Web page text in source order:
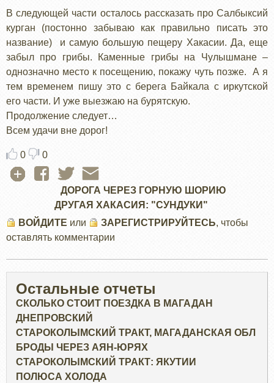
В следующей части осталось рассказать про Салбыксий
курган (постонно забываю как правильно писать это
название) и самую большую пещеру Хакасии. Да, еще
забыл про грибы. Каменные грибы на Чулышмане –
однозначно место к посещению, покажу чуть позже. А я
тем временем пишу это с берега Байкала с иркутской
его части. И уже выезжаю на бурятскую.
Продолжение следует…
Всем удачи вне дорог!
0 0
ДОРОГА ЧЕРЕЗ ГОРНУЮ ШОРИЮ
ДРУГАЯ ХАКАСИЯ: "СУНДУКИ"
ВОЙДИТЕ или ЗАРЕГИСТРИРУЙТЕСЬ, чтобы
оставлять комментарии
Остальные отчеты
СКОЛЬКО СТОИТ ПОЕЗДКА В МАГАДАН
ДНЕПРОВСКИЙ
СТАРОКОЛЫМСКИЙ ТРАКТ, МАГАДАНСКАЯ ОБЛ
БРОДЫ ЧЕРЕЗ АЯН-ЮРЯХ
СТАРОКОЛЫМСКИЙ ТРАКТ: ЯКУТИИ
ПОЛЮСА ХОЛОДА